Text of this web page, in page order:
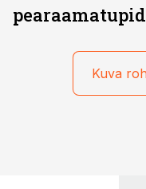
Kuva